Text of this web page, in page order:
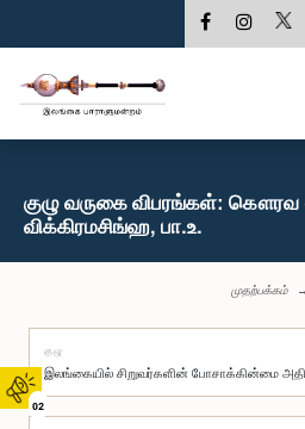
02
குழு வருகை விபரங்கள்: கௌரவ
விக்கிரமசிங்ஹ, பா.உ.
முதற்பக்கம்
குழு